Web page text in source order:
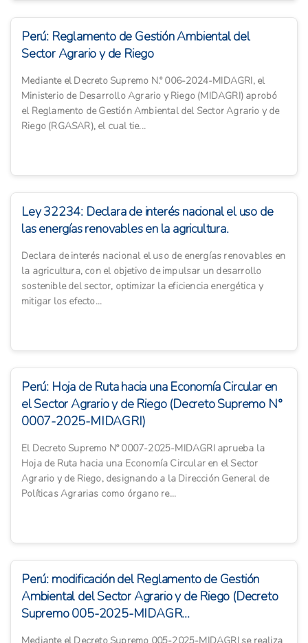
Perú: Reglamento de Gestión Ambiental del
Sector Agrario y de Riego
Mediante el Decreto Supremo N.º 006-2024-MIDAGRI, el
Ministerio de Desarrollo Agrario y Riego (MIDAGRI) aprobó
el Reglamento de Gestión Ambiental del Sector Agrario y de
Riego (RGASAR), el cual tie...
Ley 32234: Declara de interés nacional el uso de
las energías renovables en la agricultura.
Declara de interés nacional el uso de energías renovables en
la agricultura, con el objetivo de impulsar un desarrollo
sostenible del sector, optimizar la eficiencia energética y
mitigar los efecto...
Perú: Hoja de Ruta hacia una Economía Circular en
el Sector Agrario y de Riego (Decreto Supremo N°
0007-2025-MIDAGRI)
El Decreto Supremo N° 0007-2025-MIDAGRI aprueba la
Hoja de Ruta hacia una Economía Circular en el Sector
Agrario y de Riego, designando a la Dirección General de
Políticas Agrarias como órgano re...
Perú: modificación del Reglamento de Gestión
Ambiental del Sector Agrario y de Riego (Decreto
Supremo 005-2025-MIDAGR...